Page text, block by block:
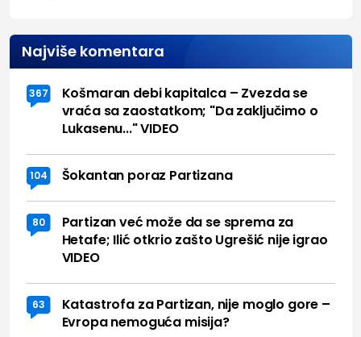
Najviše komentara
367
Košmaran debi kapitalca – Zvezda se
vraća sa zaostatkom; "Da zaključimo o
Lukasenu..." VIDEO
104 Šokantan poraz Partizana
80
Partizan već može da se sprema za
Hetafe; Ilić otkrio zašto Ugrešić nije igrao
VIDEO
63
Katastrofa za Partizan, nije moglo gore –
Evropa nemoguća misija?